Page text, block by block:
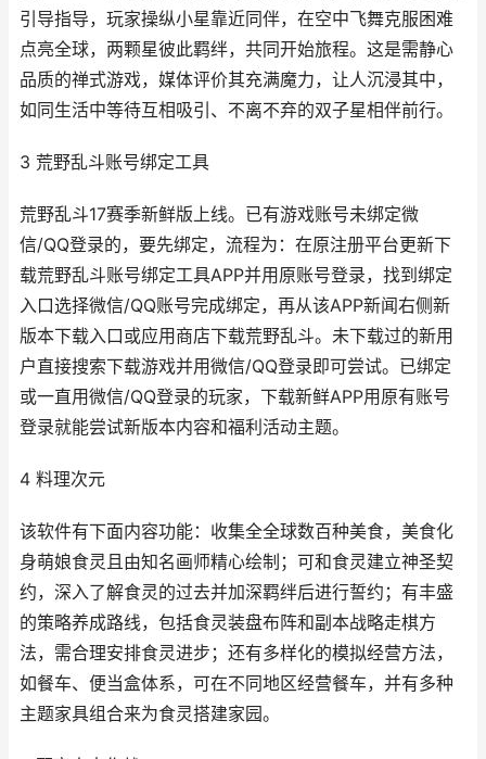
引导指导，玩家操纵小星靠近同伴，在空中飞舞克服困难
点亮全球，两颗星彼此羁绊，共同开始旅程。这是需静心
品质的禅式游戏，媒体评价其充满魔力，让人沉浸其中，
如同生活中等待互相吸引、不离不弃的双子星相伴前行。
3 荒野乱斗账号绑定工具
荒野乱斗17赛季新鲜版上线。已有游戏账号未绑定微
信/QQ登录的，要先绑定，流程为：在原注册平台更新下
载荒野乱斗账号绑定工具APP并用原账号登录，找到绑定
入口选择微信/QQ账号完成绑定，再从该APP新闻右侧新
版本下载入口或应用商店下载荒野乱斗。未下载过的新用
户直接搜索下载游戏并用微信/QQ登录即可尝试。已绑定
或一直用微信/QQ登录的玩家，下载新鲜APP用原有账号
登录就能尝试新版本内容和福利活动主题。
4 料理次元
该软件有下面内容功能：收集全全球数百种美食，美食化
身萌娘食灵且由知名画师精心绘制；可和食灵建立神圣契
约，深入了解食灵的过去并加深羁绊后进行誓约；有丰盛
的策略养成路线，包括食灵装盘布阵和副本战略走棋方
法，需合理安排食灵进步；还有多样化的模拟经营方法，
如餐车、便当盒体系，可在不同地区经营餐车，并有多种
主题家具组合来为食灵搭建家园。